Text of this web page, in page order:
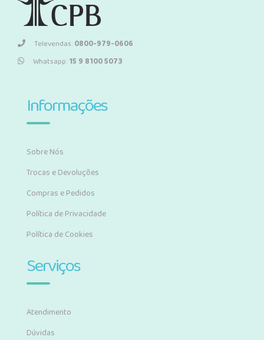
Televendas:0800-979-0606
Whatsapp:15 9 8100 5073
Informações
Sobre Nós
Trocas e Devoluções
Compras e Pedidos
Política de Privacidade
Política de Cookies
Serviços
Atendimento
Dúvidas